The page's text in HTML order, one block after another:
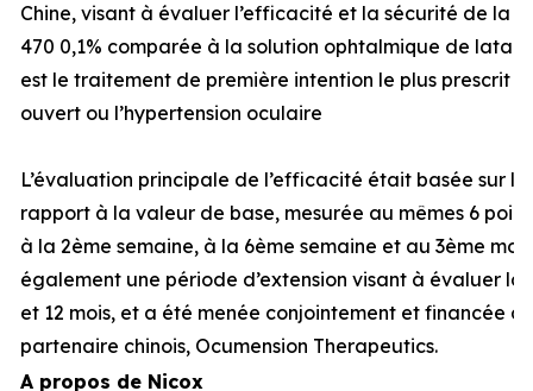
Chine, visant à évaluer l’efficacité et la sécurité de la
470 0,1% comparée à la solution ophtalmique de
est le traitement de première intention le plus prescrit
ouvert ou l’hypertension oculaire
L’évaluation principale de l’efficacité était basée sur
rapport à la valeur de base, mesurée au mêmes 6
à la 2ème semaine, à la 6ème semaine et au 3ème
également une période d’extension visant à évaluer
et 12 mois, et a été menée conjointement et financée
partenaire chinois, Ocumension Therapeutics.
A propos de Nicox